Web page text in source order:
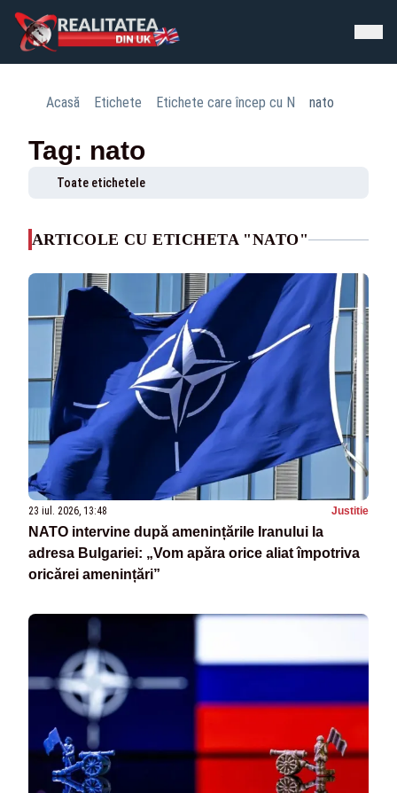
Acasă Etichete Etichete care încep cu N nato
Tag: nato
Toate etichetele
ARTICOLE CU ETICHETA "NATO"
23 iul. 2026, 13:48 Justitie
NATO intervine după amenințările Iranului la
adresa Bulgariei: „Vom apăra orice aliat împotriva
oricărei amenințări”